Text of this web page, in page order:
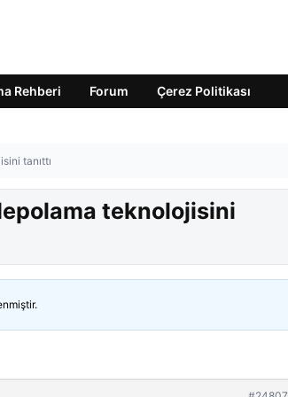
Rehberi Forum Çerez Politikası
tanıttı
teknolojisini